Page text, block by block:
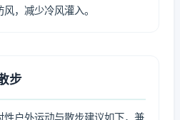
，减少冷风灌入。
步
户外运动与散步建议如下，兼